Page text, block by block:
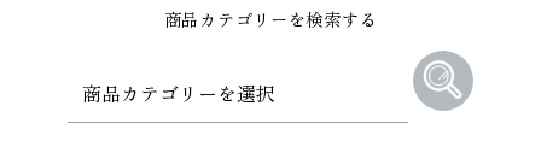
商品カテゴリーを検索する